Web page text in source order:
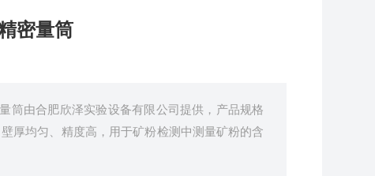
密量筒
筒由合肥欣泽实验设备有限公司提供，产品规格
厚均匀、精度高，用于矿粉检测中测量矿粉的含